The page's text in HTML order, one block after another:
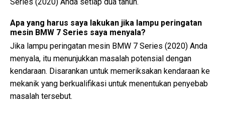
Apa yang harus saya lakukan jika lampu peringatan
mesin BMW 7 Series saya menyala?
Jika lampu peringatan mesin BMW 7 Series (2020) Anda
menyala, itu menunjukkan masalah potensial dengan
kendaraan. Disarankan untuk memeriksakan kendaraan ke
mekanik yang berkualifikasi untuk menentukan penyebab
masalah tersebut.